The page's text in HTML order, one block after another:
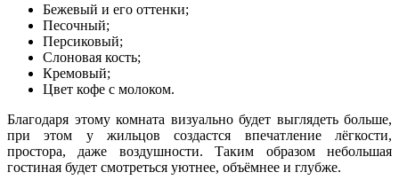
Бежевый и его оттенки;
Песочный;
Персиковый;
Слоновая кость;
Кремовый;
Цвет кофе с молоком.
Благодаря этому комната визуально будет выглядеть больше,
при этом у жильцов создастся впечатление лёгкости,
простора, даже воздушности. Таким образом небольшая
гостиная будет смотреться уютнее, объёмнее и глубже.